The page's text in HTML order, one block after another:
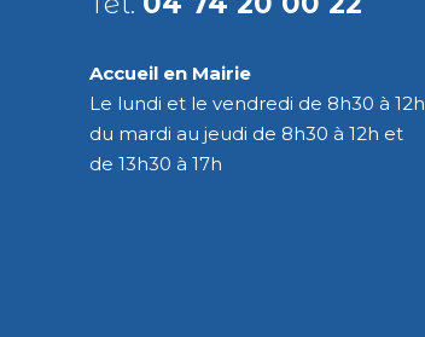
Accueil en Mairie
Le lundi et le vendredi de 8h30 à 12h
du mardi au jeudi de 8h30 à 12h et
de 13h30 à 17h